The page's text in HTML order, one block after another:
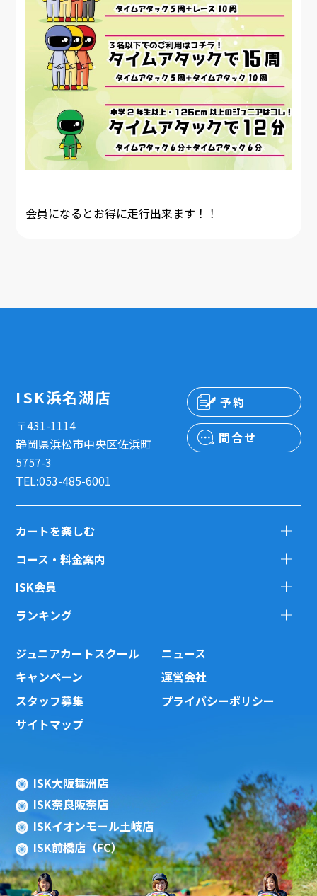
会員になるとお得に走行出来ます！！
ISK浜名湖店
〒431-1114
静岡県浜松市中央区佐浜町
5757-3
TEL:053-485-6001
予約
問合せ
カートを楽しむ
コース・料金案内
ISK会員
ランキング
ジュニアカートスクール
ニュース
キャンペーン
運営会社
スタッフ募集
プライバシーポリシー
サイトマップ
ISK大阪舞洲店
ISK奈良阪奈店
ISKイオンモール土岐店
ISK前橋店（FC）